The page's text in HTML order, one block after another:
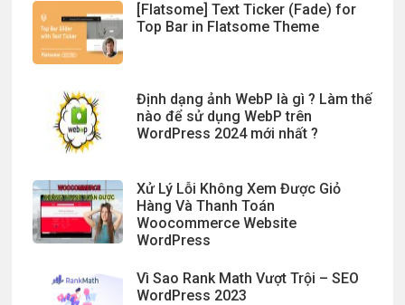
[Flatsome] Text Ticker (Fade) for
Top Bar in Flatsome Theme
Định dạng ảnh WebP là gì ? Làm thế
nào để sử dụng WebP trên
WordPress 2024 mới nhất ?
Xử Lý Lỗi Không Xem Được Giỏ
Hàng Và Thanh Toán
Woocommerce Website
WordPress
Vì Sao Rank Math Vượt Trội – SEO
WordPress 2023